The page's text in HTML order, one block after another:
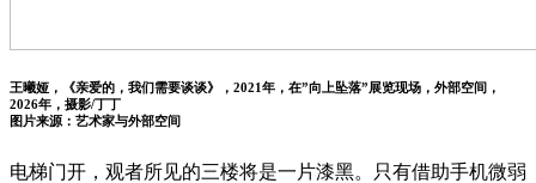
王曦娅，《亲爱的，我们需要谈谈》，2021年，在”向上坠落”展览现场，外部空间，
2026年，摄影/丁丁
图片来源：艺术家与外部空间
电梯门开，观者所见的三楼将是一片漆黑。只有借助手机微弱